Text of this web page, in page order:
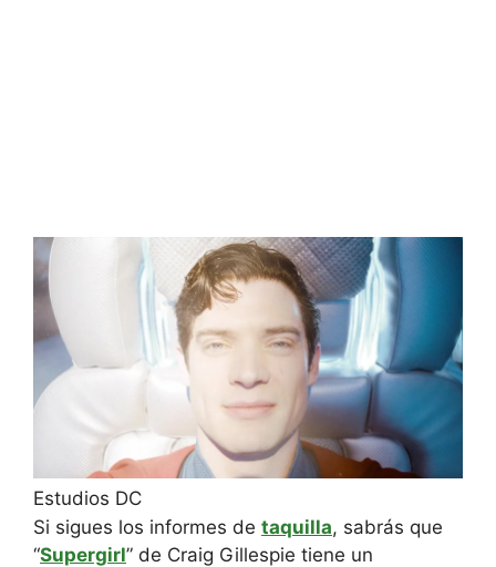
Estudios DC
Si sigues los informes de taquilla, sabrás que
“Supergirl” de Craig Gillespie tiene un